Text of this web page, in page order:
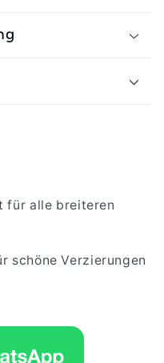
für alle breiteren
schöne Verzierungen